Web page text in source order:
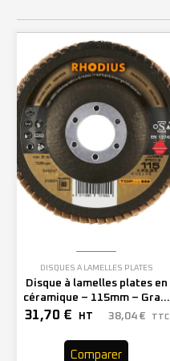
DISQUES À LAMELLES PLATES
Disque à lamelles plates en
céramique – 115mm – Grain
80 – 210621 (x10)
31,70 € HT 38,04 € TTC
Comparer